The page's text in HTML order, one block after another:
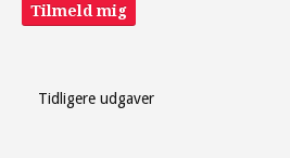
Tilmeld mig
Tidligere udgaver